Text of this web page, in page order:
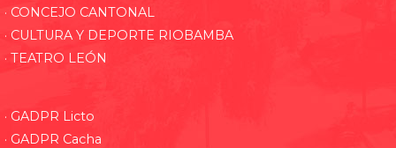
· CONCEJO CANTONAL
· CULTURA Y DEPORTE RIOBAMBA
· TEATRO LEÓN
· GADPR Licto
· GADPR Cacha